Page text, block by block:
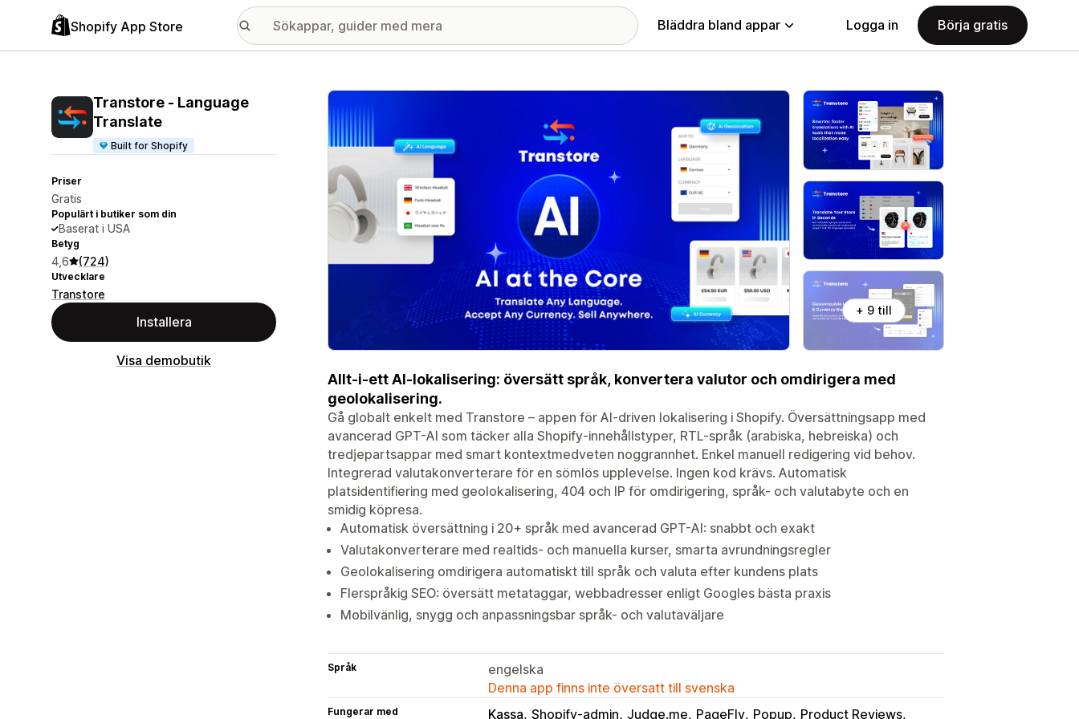
Shopify App Store Bläddra bland appar Logga in Börja gratis
Transtore ‑ Language
Translate
Built for Shopify
Priser
Gratis
Populärt i butiker som din
Baserat i USA
Betyg
4,6 (724)
Utvecklare
Transtore
Installera
Visa demobutik
Galleri med utvalda bilder
+ 9 till
Allt-i-ett AI-lokalisering: översätt språk, konvertera valutor och omdirigera med
geolokalisering.
Gå globalt enkelt med Transtore – appen för AI-driven lokalisering i Shopify. Översättningsapp med
avancerad GPT-AI som täcker alla Shopify-innehållstyper, RTL-språk (arabiska, hebreiska) och
tredjepartsappar med smart kontextmedveten noggrannhet. Enkel manuell redigering vid behov.
Integrerad valutakonverterare för en sömlös upplevelse. Ingen kod krävs. Automatisk
platsidentifiering med geolokalisering, 404 och IP för omdirigering, språk- och valutabyte och en
smidig köpresa.
Automatisk översättning i 20+ språk med avancerad GPT-AI: snabbt och exakt
Valutakonverterare med realtids- och manuella kurser, smarta avrundningsregler
Geolokalisering omdirigera automatiskt till språk och valuta efter kundens plats
Flerspråkig SEO: översätt metataggar, webbadresser enligt Googles bästa praxis
Mobilvänlig, snygg och anpassningsbar språk- och valutaväljare
Språk
engelska
Denna app finns inte översatt till svenska
Fungerar med Kassa Shopify-admin Judge.me PageFly Popup Product Reviews